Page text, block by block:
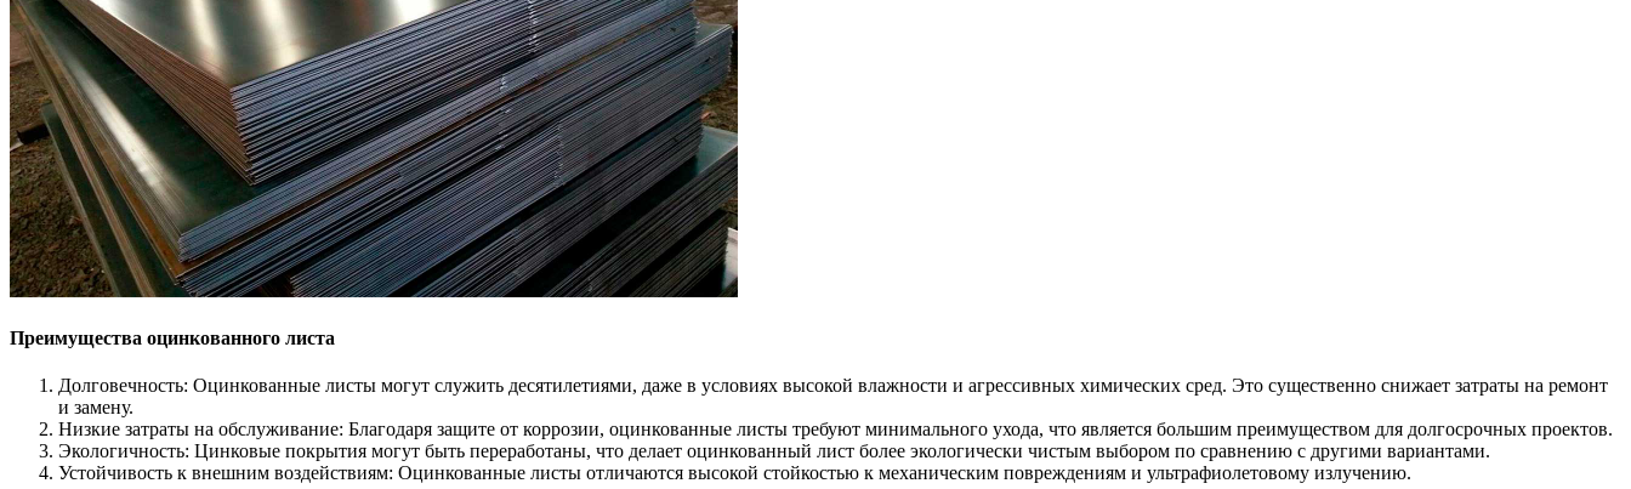
Преимущества оцинкованного листа
Долговечность: Оцинкованные листы могут служить десятилетиями, даже в условиях высокой влажности и агрессивных химических сред. Это существенно снижает затраты на ремонт
и замену.
Низкие затраты на обслуживание: Благодаря защите от коррозии, оцинкованные листы требуют минимального ухода, что является большим преимуществом для долгосрочных проектов.
Экологичность: Цинковые покрытия могут быть переработаны, что делает оцинкованный лист более экологически чистым выбором по сравнению с другими вариантами.
Устойчивость к внешним воздействиям: Оцинкованные листы отличаются высокой стойкостью к механическим повреждениям и ультрафиолетовому излучению.